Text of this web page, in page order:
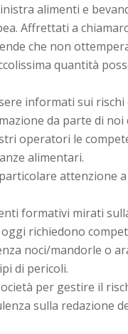
alimenti e
Affrettati a
che non
quantità
informati sui
da parte di
operatori le
alimentari.
attenzione
formativi mirati
richiedono
noci/mandorle o
di pericoli.
per gestire il
sulla redazione